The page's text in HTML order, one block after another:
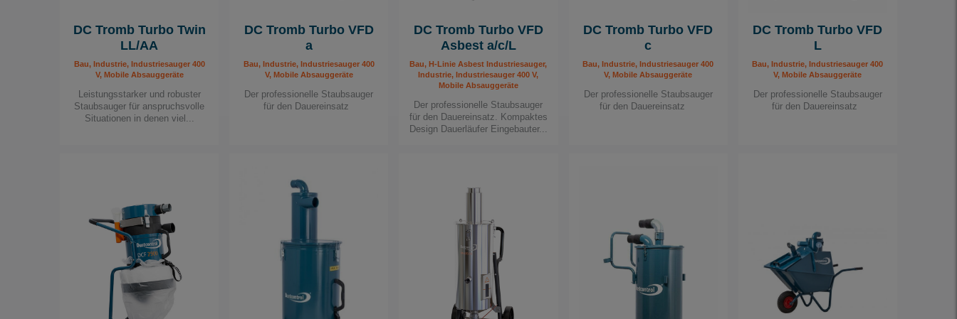
DC Tromb Turbo Twin
LL/AA
Bau, Industrie, Industriesauger 400
V, Mobile Absauggeräte
Leistungsstarker und robuster
Staubsauger für anspruchsvolle
Situationen in denen viel...
DC Tromb Turbo VFD
a
Bau, Industrie, Industriesauger 400
V, Mobile Absauggeräte
Der professionelle Staubsauger
für den Dauereinsatz
DC Tromb Turbo VFD
Asbest a/c/L
Bau, H-Linie Asbest Industriesauger,
Industrie, Industriesauger 400 V,
Mobile Absauggeräte
Der professionelle Staubsauger
für den Dauereinsatz. Kompaktes
Design Dauerläufer Eingebauter...
DC Tromb Turbo VFD
c
Bau, Industrie, Industriesauger 400
V, Mobile Absauggeräte
Der professionelle Staubsauger
für den Dauereinsatz
DC Tromb Turbo VFD
L
Bau, Industrie, Industriesauger 400
V, Mobile Absauggeräte
Der professionelle Staubsauger
für den Dauereinsatz